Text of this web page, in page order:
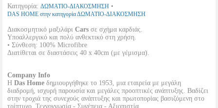
Κατηγορία: ΔΩΜΑΤΙΟ-ΔΙΑΚΟΣΜΗΣΗ •
DAS HOME στην κατηγορία ΔΩΜΑΤΙΟ-ΔΙΑΚΟΣΜΗΣΗ
Διακοσμητικό μαξιλάρι Cars σε σχήμα καρδιάς.
Υποαλλεργικό και πολύ ανθεκτικό στη χρήση.
• Σύνθεση: 100% Microfibre
Διατίθεται σε διαστάσεις 40 x 40cm (με γέμισμα).
Company Info
Η Das Home δημιουργήθηκε το 1953, μια εταιρεία με μεγάλη
διαδρομή, ισχυρή παρουσία και μεγάλες προοπτικές ανάπτυξης. Bαδίζει
στην τροχιά της συνεχούς ανάπτυξης και πρωτοπορίας βασιζόμενη στο
τρίπτυχο, Τεχνογνωσία - Συνέπεια - Αξιοπιστία.